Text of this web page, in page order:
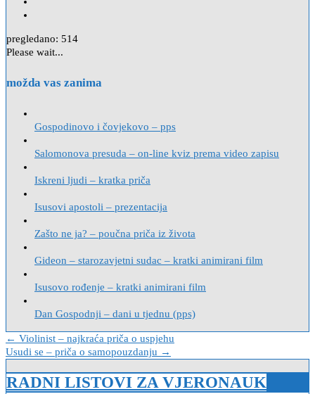
pregledano: 514
Please wait...
možda vas zanima
Gospodinovo i čovjekovo – pps
Salomonova presuda – on-line kviz prema video zapisu
Iskreni ljudi – kratka priča
Isusovi apostoli – prezentacija
Zašto ne ja? – poučna priča iz života
Gideon – starozavjetni sudac – kratki animirani film
Isusovo rođenje – kratki animirani film
Dan Gospodnji – dani u tjednu (pps)
Navigacija
objava
← Violinist – najkraća priča o uspjehu
Usudi se – priča o samopouzdanju →
RADNI LISTOVI ZA VJERONAUK